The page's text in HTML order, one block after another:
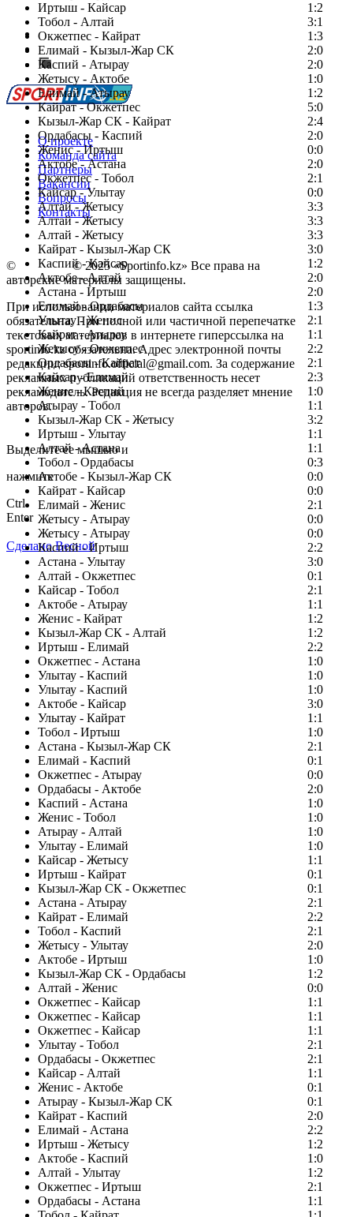
Иртыш - Кайсар
1:2
Тобол - Алтай
3:1
Окжетпес - Кайрат
1:3
Елимай - Кызыл-Жар СК
2:0
Каспий - Атырау
2:0
Жетысу - Актобе
1:0
Елимай - Атырау
1:2
Кайрат - Окжетпес
5:0
Кызыл-Жар СК - Кайрат
2:4
Ордабасы - Каспий
2:0
Женис - Иртыш
0:0
Актобе - Астана
2:0
Окжетпес - Тобол
2:1
Кайсар - Улытау
0:0
Алтай - Жетысу
3:3
Алтай - Жетысу
3:3
Алтай - Жетысу
3:3
Кайрат - Кызыл-Жар СК
3:0
Каспий - Кайсар
1:2
Актобе - Алтай
2:0
Астана - Иртыш
2:0
Елимай - Ордабасы
1:3
Улытау - Женис
2:1
Кайрат - Атырау
1:1
Жетысу - Окжетпес
2:2
Ордабасы - Кайрат
2:1
Кайсар - Елимай
2:3
Женис - Каспий
1:0
Атырау - Тобол
1:1
Кызыл-Жар СК - Жетысу
3:2
Иртыш - Улытау
1:1
Алтай - Астана
1:1
Тобол - Ордабасы
0:3
Актобе - Кызыл-Жар СК
0:0
Кайрат - Кайсар
0:0
Елимай - Женис
2:1
Жетысу - Атырау
0:0
Жетысу - Атырау
0:0
Каспий - Иртыш
2:2
Астана - Улытау
3:0
Алтай - Окжетпес
0:1
Кайсар - Тобол
2:1
Актобе - Атырау
1:1
Женис - Кайрат
1:2
Кызыл-Жар СК - Алтай
1:2
Иртыш - Елимай
2:2
Окжетпес - Астана
1:0
Улытау - Каспий
1:0
Улытау - Каспий
1:0
Актобе - Кайсар
3:0
Улытау - Кайрат
1:1
Тобол - Иртыш
1:0
Астана - Кызыл-Жар СК
2:1
Елимай - Каспий
0:1
Окжетпес - Атырау
0:0
Ордабасы - Актобе
2:0
Каспий - Астана
1:0
Женис - Тобол
1:0
Атырау - Алтай
1:0
Улытау - Елимай
1:0
Кайсар - Жетысу
1:1
Иртыш - Кайрат
0:1
Кызыл-Жар СК - Окжетпес
0:1
Астана - Атырау
2:1
Кайрат - Елимай
2:2
Тобол - Каспий
2:1
Жетысу - Улытау
2:0
Актобе - Иртыш
1:0
Кызыл-Жар СК - Ордабасы
1:2
Алтай - Женис
0:0
Окжетпес - Кайсар
1:1
Окжетпес - Кайсар
1:1
Окжетпес - Кайсар
1:1
Улытау - Тобол
2:1
Ордабасы - Окжетпес
2:1
Кайсар - Алтай
1:1
Женис - Актобе
0:1
Атырау - Кызыл-Жар СК
0:1
Кайрат - Каспий
2:0
Елимай - Астана
2:2
Иртыш - Жетысу
1:2
Актобе - Каспий
1:0
Алтай - Улытау
1:2
Окжетпес - Иртыш
2:1
Ордабасы - Астана
1:1
Есть идея?
Сообщить о мероприятии
Перейти на старый сайт
О проекте
Команда сайта
Партнеры
Вакансии
Вопросы
Контакты
© Copyright© 2025 «Sportinfo.kz» Все права на
авторские материалы защищены.
При использовании материалов сайта ссылка
обязательна. При полной или частичной перепечатке
текстовых материалов в интернете гиперссылка на
sportinfo.kz обязательна. Адрес электронной почты
редакции: sportinfo.official@gmail.com. За содержание
рекламных публикаций ответственность несет
рекламодатель. Редакция не всегда разделяет мнение
авторов.
Заметили ошибку в тексте?
Выделите ее мышью и
нажмите
Ctrl
Enter
Сделано Весной